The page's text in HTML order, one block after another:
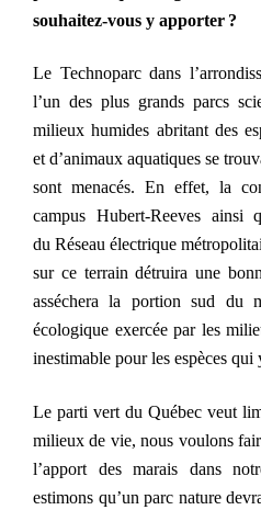
souhaitez-vous y apporter ?
Le Technoparc dans
l’un des plus grands parcs
milieux humides abritant des
et d’animaux aquatiques se
sont menacés. En effet, la
campus Hubert-Reeves
du Réseau électrique
sur ce terrain détruira une
asséchera la portion sud du
écologique exercée par les
inestimable pour les espèces qui
Le parti vert du Québec veut
milieux de vie, nous voulons
l’apport des marais dans
estimons qu’un parc nature